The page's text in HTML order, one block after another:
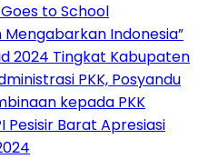
to School
Mengabarkan Indonesia”
2024 Tingkat Kabupaten
PKK, Posyandu
kepada PKK
Pesisir Barat Apresiasi